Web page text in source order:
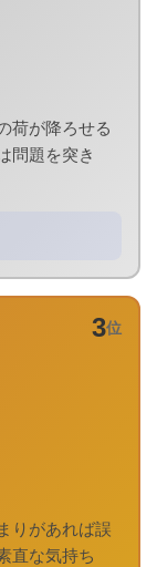
荷が降ろせる
問題を突き
3位
りがあれば誤
直な気持ち